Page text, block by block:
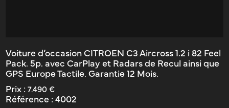
Voiture d’occasion CITROEN C3 Aircross 1.2 i 82 Feel
Pack. 5p. avec CarPlay et Radars de Recul ainsi que
GPS Europe Tactile. Garantie 12 Mois.
Prix :7.490 €
Référence :4002